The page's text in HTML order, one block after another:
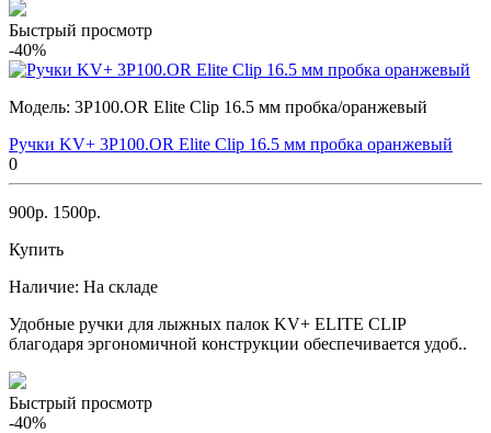
Быстрый просмотр
-40%
Модель: 3P100.OR Elite Clip 16.5 мм пробка/оранжевый
Ручки KV+ 3P100.OR Elite Clip 16.5 мм пробка оранжевый
0
900р. 1500р.
Купить
Наличие: На складе
Удобные ручки для лыжных палок KV+ ELITE CLIP
благодаря эргономичной конструкции обеспечивается удоб..
Быстрый просмотр
-40%